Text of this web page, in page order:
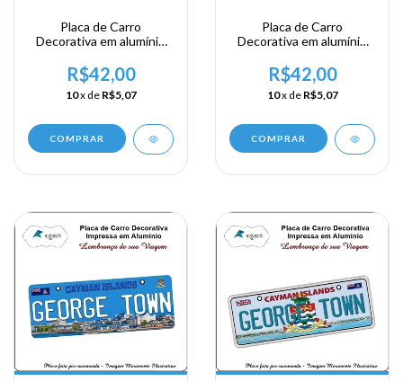
Placa de Carro
Decorativa em alumínio
Ilhas Cayman - Beach
R$42,00
10x de R$5,07
COMPRAR
Placa de Carro
Decorativa em alumínio
Ilhas Cayman - George
Town
R$42,00
10x de R$5,07
COMPRAR